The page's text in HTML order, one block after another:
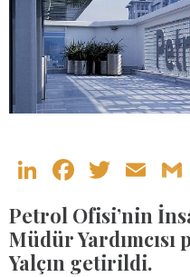
LinkedIn
Facebook
Petrol Ofisi’nin
Müdür
Yalçın getirildi.